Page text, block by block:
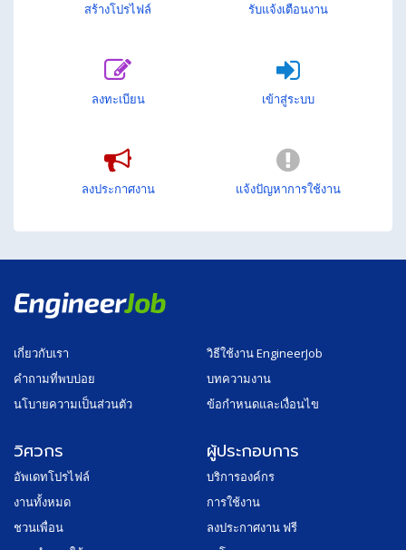
สร้างโปรไฟล์
ลงทะเบียน
ลงประกาศงาน
รับแจ้งเตือนงาน
เข้าสู่ระบบ
แจ้งปัญหาการใช้งาน
เกี่ยวกับเรา
คำถามที่พบบ่อย
นโบายความเป็นส่วนตัว
วิธีใช้งาน EngineerJob
บทความงาน
ข้อกำหนดและเงื่อนไข
วิศวกร
อัพเดทโปรไฟล์
งานทั้งหมด
ชวนเพื่อน
ผู้ประกอบการ
บริการองค์กร
การใช้งาน
ลงประกาศงาน ฟรี